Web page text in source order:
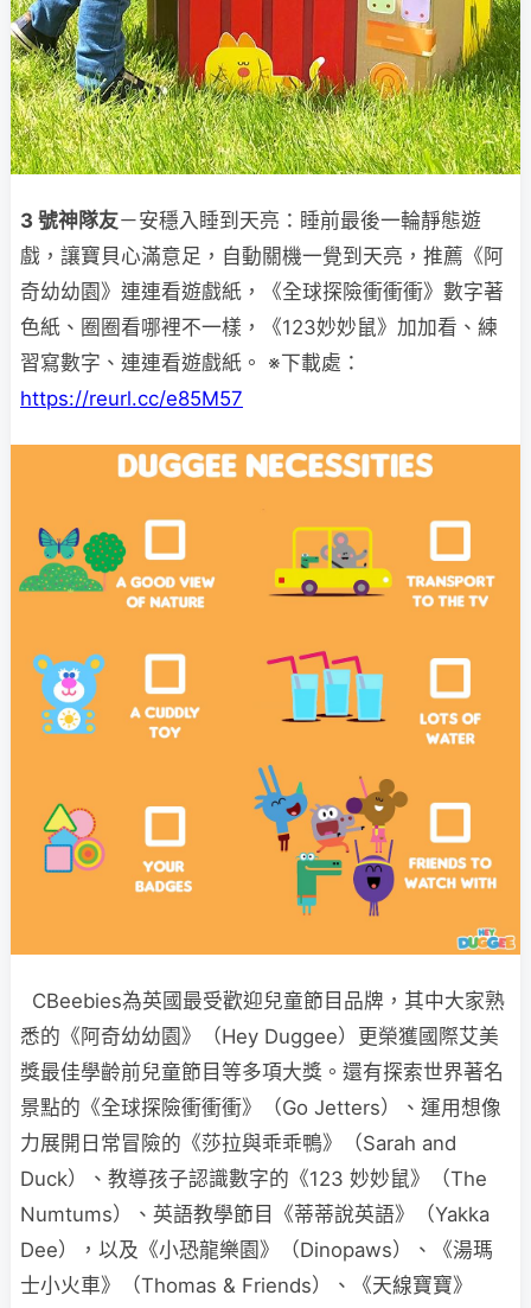
3 號神隊友－安穩入睡到天亮：睡前最後一輪靜態遊
戲，讓寶貝心滿意足，自動關機一覺到天亮，推薦《阿
奇幼幼園》連連看遊戲紙，《全球探險衝衝衝》數字著
色紙、圈圈看哪裡不一樣，《123妙妙鼠》加加看、練
習寫數字、連連看遊戲紙。 ※下載處：
https://reurl.cc/e85M57
CBeebies為英國最受歡迎兒童節目品牌，其中大家熟
悉的《阿奇幼幼園》（Hey Duggee）更榮獲國際艾美
獎最佳學齡前兒童節目等多項大獎。還有探索世界著名
景點的《全球探險衝衝衝》（Go Jetters）、運用想像
力展開日常冒險的《莎拉與乖乖鴨》（Sarah and
Duck）、教導孩子認識數字的《123 妙妙鼠》（The
Numtums）、英語教學節目《蒂蒂說英語》（Yakka
Dee），以及《小恐龍樂園》（Dinopaws）、《湯瑪
士小火車》（Thomas & Friends）、《天線寶寶》